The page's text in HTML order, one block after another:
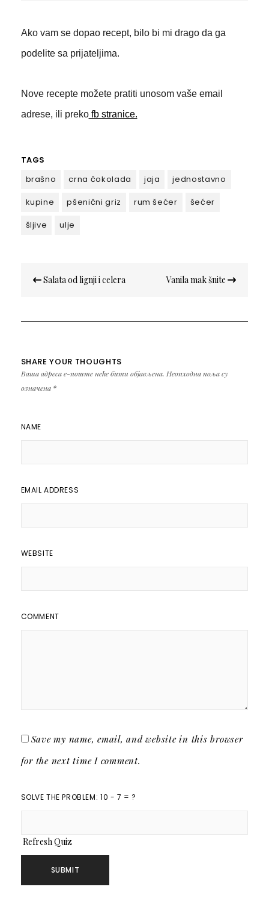
Ako vam se dopao recept, bilo bi mi drago da ga
podelite sa prijateljima.
Nove recepte možete pratiti unosom vaše email
adrese, ili prekofb stranice.
TAGS
brašno
crna čokolada jaja
jednostavno
kupine
pšenični griz rum šećer
šećer
šljive
ulje
чланка
Salata od lignji i celera Vanila mak šnite
SHARE YOUR THOUGHTS
Ваша адреса е-поште неће бити објављена. Неопходна поља су
означена *
NAME
EMAIL ADDRESS
WEBSITE
COMMENT
Save my name, email, and website in this browser
for the next time I comment.
SOLVE THE PROBLEM: 10 - 7 = ?
Refresh Quiz